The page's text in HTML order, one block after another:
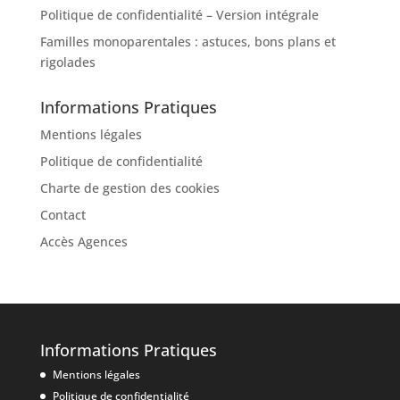
Politique de confidentialité – Version intégrale
Familles monoparentales : astuces, bons plans et
rigolades
Informations Pratiques
Mentions légales
Politique de confidentialité
Charte de gestion des cookies
Contact
Accès Agences
Informations Pratiques
Mentions légales
Politique de confidentialité